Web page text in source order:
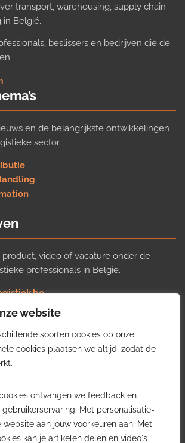
website
soorten cookies op onze
cookies plaatsen we altijd, zodat de
ontvangen we feedback en
Met personalisatie-
website aan jouw voorkeuren aan. Met
kan je artikelen delen en video's
transport, warehousing, supply chain
in België.
beslissers en bedrijven die de
en de belangrijkste ontwikkelingen
sector.
product, video of vacature onder de
professionals in België.
update
logistieke sector in uw inbox.
Ontvang je gratis
wekelijkse update